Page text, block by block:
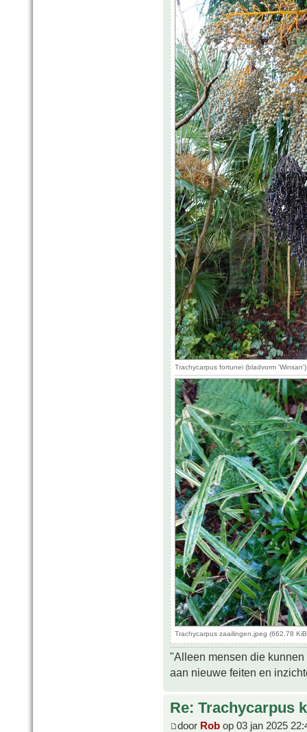
Trachycarpus fortunei (bladvorm
Trachycarpus zaailingen.jpeg (662.78
"Alleen mensen die
aan nieuwe feiten en
Re: Trachycarpus
door Rob op 03 jan 2025